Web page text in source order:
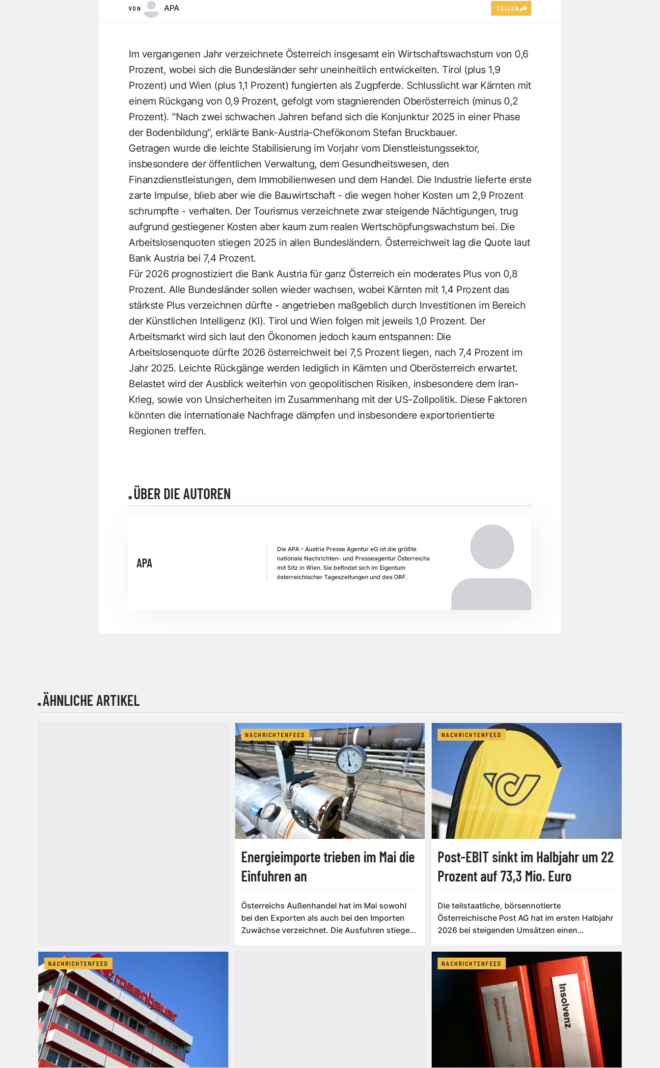
VON APA TEILEN
Im vergangenen Jahr verzeichnete Österreich insgesamt ein Wirtschaftswachstum von 0,6
Prozent, wobei sich die Bundesländer sehr uneinheitlich entwickelten. Tirol (plus 1,9
Prozent) und Wien (plus 1,1 Prozent) fungierten als Zugpferde. Schlusslicht war Kärnten mit
einem Rückgang von 0,9 Prozent, gefolgt vom stagnierenden Oberösterreich (minus 0,2
Prozent). "Nach zwei schwachen Jahren befand sich die Konjunktur 2025 in einer Phase
der Bodenbildung", erklärte Bank-Austria-Chefökonom Stefan Bruckbauer.
Getragen wurde die leichte Stabilisierung im Vorjahr vom Dienstleistungssektor,
insbesondere der öffentlichen Verwaltung, dem Gesundheitswesen, den
Finanzdienstleistungen, dem Immobilienwesen und dem Handel. Die Industrie lieferte erste
zarte Impulse, blieb aber wie die Bauwirtschaft - die wegen hoher Kosten um 2,9 Prozent
schrumpfte - verhalten. Der Tourismus verzeichnete zwar steigende Nächtigungen, trug
aufgrund gestiegener Kosten aber kaum zum realen Wertschöpfungswachstum bei. Die
Arbeitslosenquoten stiegen 2025 in allen Bundesländern. Österreichweit lag die Quote laut
Bank Austria bei 7,4 Prozent.
Für 2026 prognostiziert die Bank Austria für ganz Österreich ein moderates Plus von 0,8
Prozent. Alle Bundesländer sollen wieder wachsen, wobei Kärnten mit 1,4 Prozent das
stärkste Plus verzeichnen dürfte - angetrieben maßgeblich durch Investitionen im Bereich
der Künstlichen Intelligenz (KI). Tirol und Wien folgen mit jeweils 1,0 Prozent. Der
Arbeitsmarkt wird sich laut den Ökonomen jedoch kaum entspannen: Die
Arbeitslosenquote dürfte 2026 österreichweit bei 7,5 Prozent liegen, nach 7,4 Prozent im
Jahr 2025. Leichte Rückgänge werden lediglich in Kärnten und Oberösterreich erwartet.
Belastet wird der Ausblick weiterhin von geopolitischen Risiken, insbesondere dem Iran-
Krieg, sowie von Unsicherheiten im Zusammenhang mit der US-Zollpolitik. Diese Faktoren
könnten die internationale Nachfrage dämpfen und insbesondere exportorientierte
Regionen treffen.
ÜBER DIE AUTOREN
APA
Die APA – Austria Presse Agentur eG ist die größte
nationale Nachrichten- und Presseagentur Österreichs
mit Sitz in Wien. Sie befindet sich im Eigentum
österreichischer Tageszeitungen und des ORF.
ÄHNLICHE ARTIKEL
NACHRICHTENFEED
Energieimporte trieben im Mai die
Einfuhren an
Österreichs Außenhandel hat im Mai sowohl
bei den Exporten als auch bei den Importen
Zuwächse verzeichnet. Die Ausfuhren stiegen
NACHRICHTENFEED
Post-EBIT sinkt im Halbjahr um 22
Prozent auf 73,3 Mio. Euro
Die teilstaatliche, börsennotierte
Österreichische Post AG hat im ersten Halbjahr
2026 bei steigenden Umsätzen einen
NACHRICHTENFEED NACHRICHTENFEED